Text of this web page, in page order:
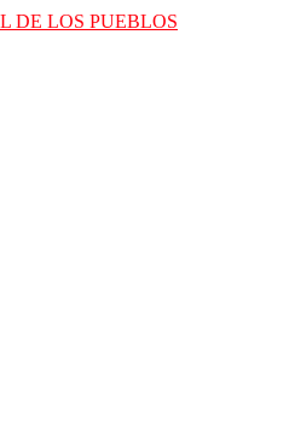
DE LOS PUEBLOS